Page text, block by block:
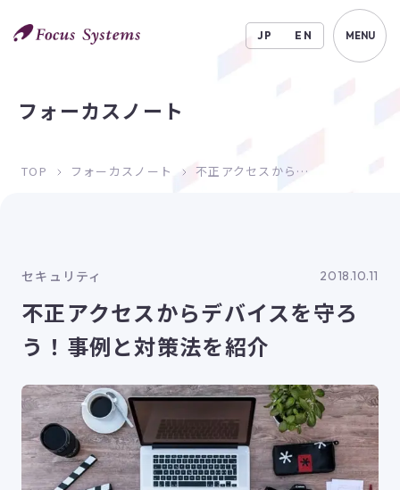
JP EN MENU
フォーカスノート
TOP フォーカスノート 不正アクセスからデバイスを守ろう！事例と対策法を紹介
セキュリティ 2018.10.11
不正アクセスからデバイスを守ろ
う！事例と対策法を紹介